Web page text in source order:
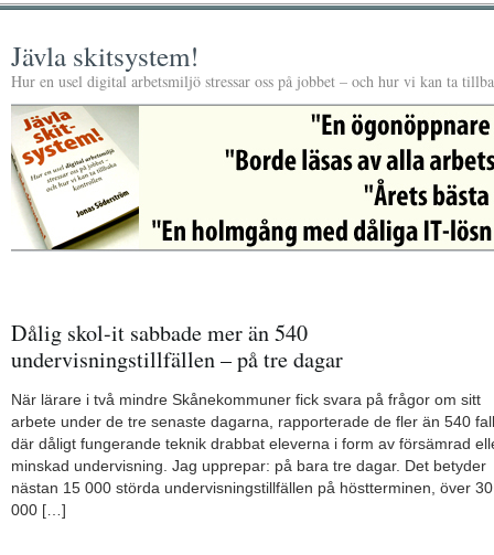
Jävla skitsystem!
Hur en usel digital arbetsmiljö stressar oss på jobbet – och hur vi kan ta
Dålig skol-it sabbade mer än 540
undervisningstillfällen – på tre dagar
När lärare i två mindre Skånekommuner fick svara på frågor om sitt
arbete under de tre senaste dagarna, rapporterade de fler än 540
där dåligt fungerande teknik drabbat eleverna i form av försämrad
minskad undervisning. Jag upprepar: på bara tre dagar. Det betyder
nästan 15 000 störda undervisningstillfällen på höstterminen, över 30
000 […]